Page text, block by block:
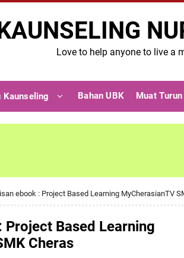
Love to help anyone to live a
Kaunseling Bahan UBK Muat Turun
ebook : Project Based Learning MyCherasianTV
Project Based Learning
Cheras